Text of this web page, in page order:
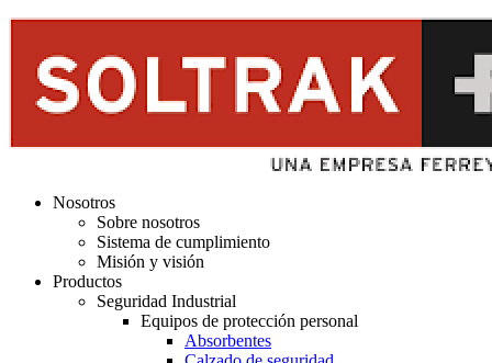
Nosotros
Sobre nosotros
Sistema de cumplimiento
Misión y visión
Productos
Seguridad Industrial
Equipos de protección personal
Absorbentes